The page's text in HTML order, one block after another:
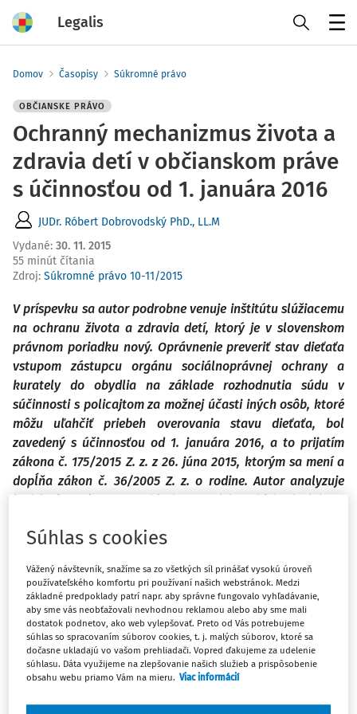
Legalis
Domov Časopisy Súkromné právo
OBČIANSKE PRÁVO
Ochranný mechanizmus života a
zdravia detí v občianskom práve
s účinnosťou od 1. januára 2016
JUDr. Róbert Dobrovodský PhD., LL.M
Vydané: 30. 11. 2015
55 minút čítania
Zdroj: Súkromné právo 10-11/2015
V príspevku sa autor podrobne venuje inštitútu slúžiacemu
na ochranu života a zdravia detí, ktorý je v slovenskom
právnom poriadku nový. Oprávnenie preveriť stav dieťaťa
vstupom zástupcu orgánu sociálnoprávnej ochrany a
kurately do obydlia na základe rozhodnutia súdu v
súčinnosti s policajtom za možnej účasti iných osôb, ktoré
môžu uľahčiť priebeh overovania stavu dieťaťa, bol
zavedený s účinnosťou od 1. januára 2016, a to prijatím
zákona č. 175/2015 Z. z. z 26. júna 2015, ktorým sa mení a
dopĺňa zákon č. 36/2005 Z. z. o rodine. Autor analyzuje
legislatívnu úpravu s ohľadom na jej ambíciu dosiahnuť
ich primeranosť a efektívnosť na jednej strane a
strane.
1. Úvodné poznámky: úvahy pri
tvorbe zákona
Súhlas s cookies
Vážený návštevník, snažíme sa zo všetkých síl prinášať vysokú úroveň
používateľského komfortu pri používaní našich webstránok. Medzi
základné predpoklady patrí napr. aby správne fungovalo vyhľadávanie,
aby sme vás neobťažovali nevhodnou reklamou alebo aby sme mali
dostatok podnetov, ako web vylepšovať. Preto od Vás potrebujeme
súhlas so spracovaním súborov cookies, t. j. malých súborov, ktoré sa
dočasne ukladajú vo vašom prehliadači. Vopred ďakujeme za udelenie
súhlasu. Dáta využijeme na zlepšovanie našich služieb a prispôsobenie
obsahu webu priamo Vám na mieru. Viac informácií